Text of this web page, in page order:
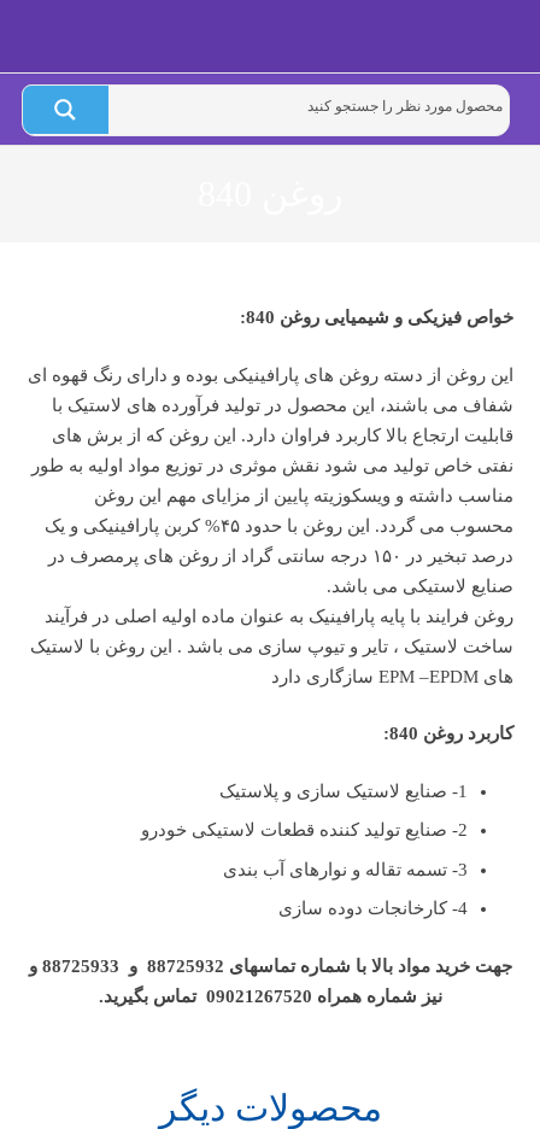
خواص فیزیکی و شیمیایی روغن 840:
این روغن از دسته روغن های پارافینیکی بوده و دارای رنگ قهوه ای
شفاف می باشند، این محصول در تولید فرآورده های لاستیک با
قابلیت ارتجاع بالا کاربرد فراوان دارد. این روغن که از برش های
نفتی خاص تولید می شود نقش موثری در توزیع مواد اولیه به طور
مناسب داشته و ویسکوزیته پایین از مزایای مهم این روغن
محسوب می گردد. این روغن با حدود ۴۵% کربن پارافینیکی و یک
درصد تبخیر در ۱۵۰ درجه سانتی گراد از روغن های پرمصرف در
صنایع لاستیکی می باشد.
روغن فرایند با پایه پارافینیک به عنوان ماده اولیه اصلی در فرآیند
ساخت لاستیک ، تایر و تیوپ سازی می باشد . این روغن با لاستیک
های EPM –EPDM سازگاری دارد
کاربرد روغن 840:
1- صنایع لاستیک سازی و پلاستیک
2- صنایع تولید کننده قطعات لاستیکی خودرو
3- تسمه تقاله و نوارهای آب بندی
4- کارخانجات دوده سازی
جهت خرید مواد بالا با شماره تماسهای 88725932 و 88725933 و
نیز شماره همراه 09021267520 تماس بگیرید.
محصولات دیگر